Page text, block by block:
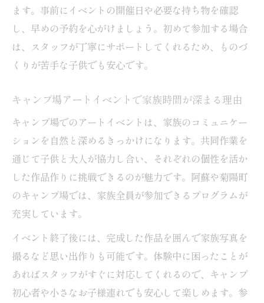
ます。事前にイベントの開催日や必要な持ち物を確認
し、早めの予約を心がけましょう。初めて参加する場合
は、スタッフが丁寧にサポートしてくれるため、ものづ
くりが苦手な子供でも安心です。
キャンプ場アートイベントで家族時間が深まる理由
キャンプ場でのアートイベントは、家族のコミュニケー
ションを自然と深めるきっかけになります。共同作業を
通じて子供と大人が協力し合い、それぞれの個性を活か
した作品作りに挑戦できるのが魅力です。阿蘇や菊陽町
のキャンプ場では、家族全員が参加できるプログラムが
充実しています。
イベント終了後には、完成した作品を囲んで家族写真を
撮るなど思い出作りも可能です。体験中に困ったことが
あればスタッフがすぐに対応してくれるので、キャンプ
初心者や小さなお子様連れでも安心して楽しめます。参